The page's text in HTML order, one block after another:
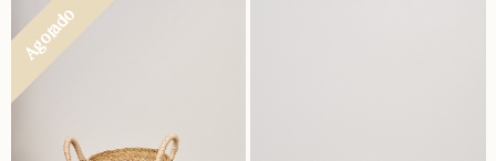
Agotado